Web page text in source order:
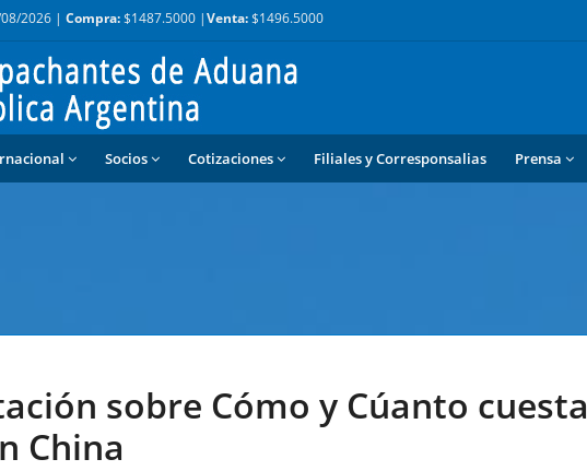
2026 | Compra:$1487.5000 |Venta:$1496.5000
Socios Cotizaciones Filiales y Corresponsalias Prensa
sobre Cómo y Cúanto cuesta
China